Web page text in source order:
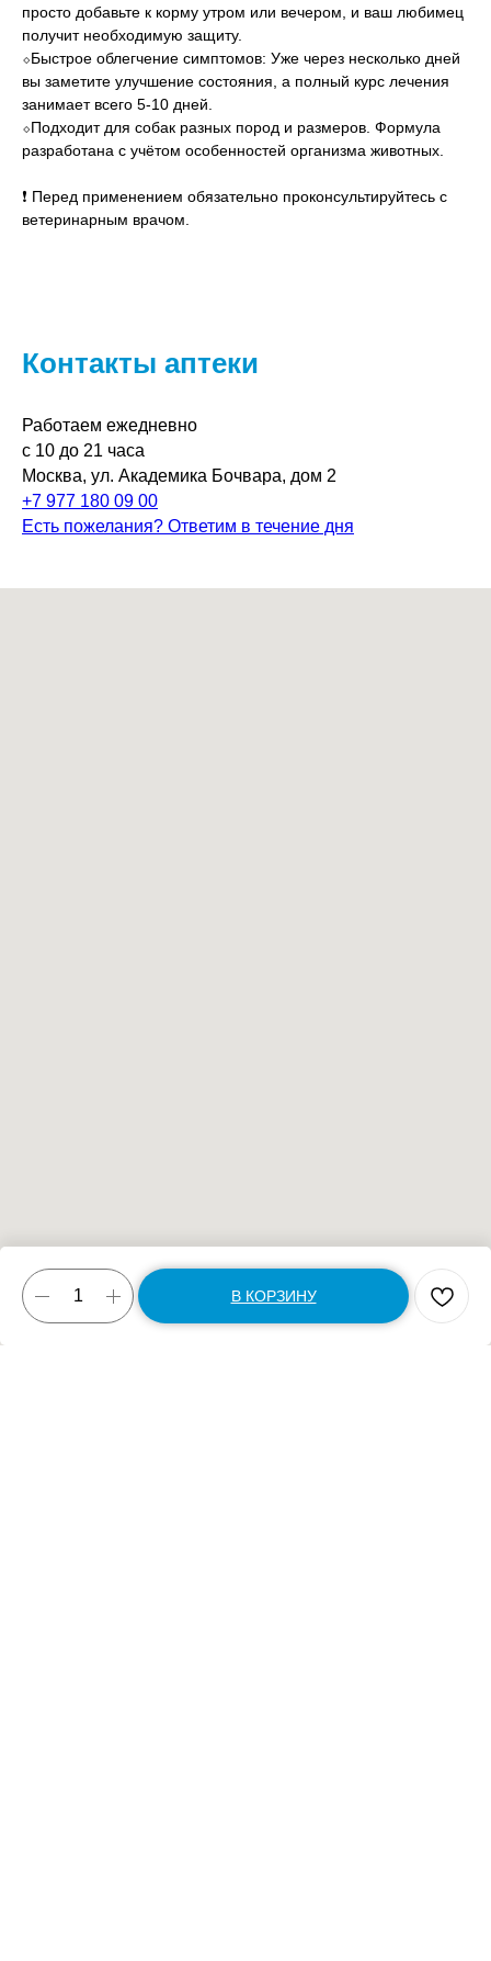
В КОРЗИНУ
просто добавьте к корму утром или вечером, и ваш любимец
получит необходимую защиту.
⬦Быстрое облегчение симптомов: Уже через несколько дней
вы заметите улучшение состояния, а полный курс лечения
занимает всего 5-10 дней.
⬦Подходит для собак разных пород и размеров. Формула
разработана с учётом особенностей организма животных.
❗ Перед применением обязательно проконсультируйтесь с
ветеринарным врачом.
Контакты аптеки
Работаем ежедневно
с 10 до 21 часа
Москва, ул. Академика Бочвара, дом 2
+7 977 180 09 00
Есть пожелания? Ответим в течение дня